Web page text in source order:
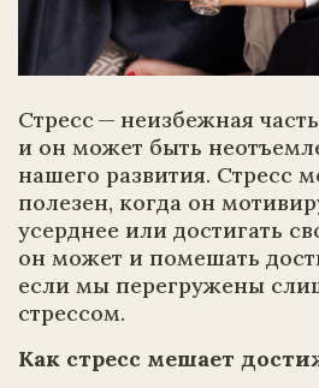
Стресс — неизбежная
и он может быть
нашего развития. Стресс
полезен, когда он
усерднее или достигать
он может и помешать
если мы перегружены
стрессом.
Как стресс мешает